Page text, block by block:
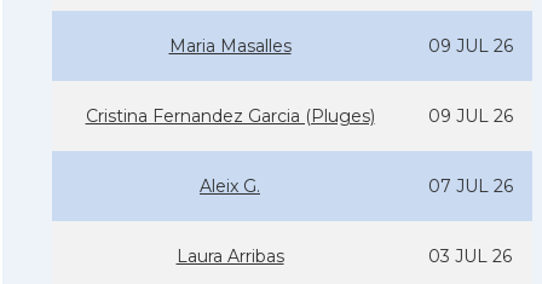
Maria Masalles 09 JUL 26
Cristina Fernandez Garcia (Pluges) 09 JUL 26
Aleix G. 07 JUL 26
Laura Arribas 03 JUL 26